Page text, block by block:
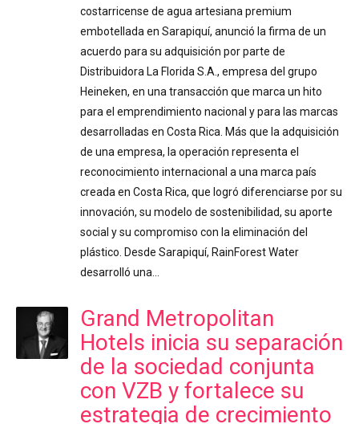
costarricense de agua artesiana premium
embotellada en Sarapiquí, anunció la firma de un
acuerdo para su adquisición por parte de
Distribuidora La Florida S.A., empresa del grupo
Heineken, en una transacción que marca un hito
para el emprendimiento nacional y para las marcas
desarrolladas en Costa Rica. Más que la adquisición
de una empresa, la operación representa el
reconocimiento internacional a una marca país
creada en Costa Rica, que logró diferenciarse por su
innovación, su modelo de sostenibilidad, su aporte
social y su compromiso con la eliminación del
plástico. Desde Sarapiquí, RainForest Water
desarrolló una…
Grand Metropolitan
Hotels inicia su separación
de la sociedad conjunta
con VZB y fortalece su
estrategia de crecimiento